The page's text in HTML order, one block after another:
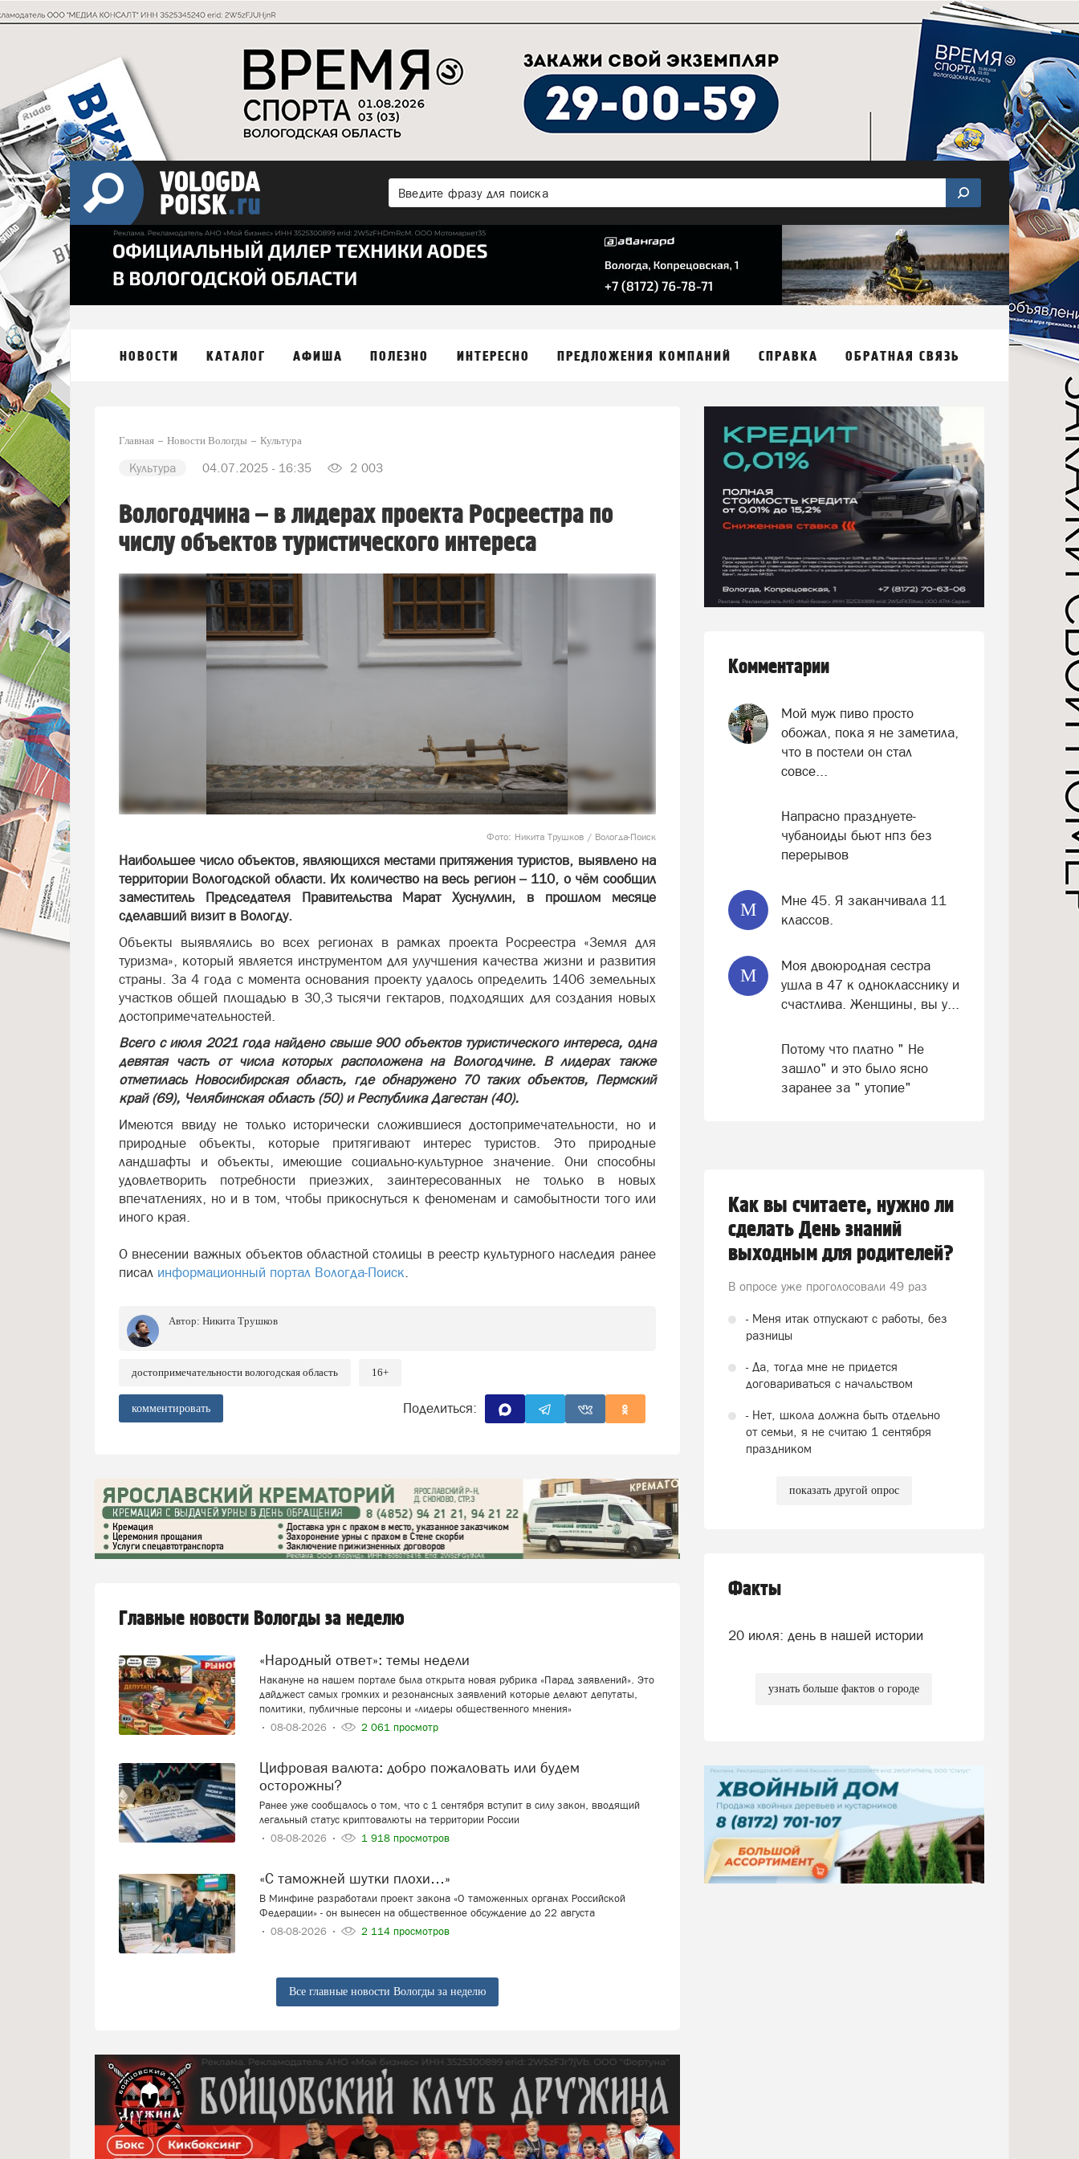
НОВОСТИ КАТАЛОГ АФИША ПОЛЕЗНО ИНТЕРЕСНО ПРЕДЛОЖЕНИЯ КОМПАНИЙ СПРАВКА ОБРАТНАЯ СВЯЗЬ
Главная Новости Вологды Культура
Культура 04.07.2025 - 16:35 2 003
Вологодчина – в лидерах проекта Росреестра по
числу объектов туристического интереса
Фото: Никита Трушков / Вологда-Поиск
Наибольшее число объектов, являющихся местами притяжения туристов, выявлено на
территории Вологодской области. Их количество на весь регион – 110, о чём сообщил
заместитель Председателя Правительства Марат Хуснуллин, в прошлом месяце
сделавший визит в Вологду.
Объекты выявлялись во всех регионах в рамках проекта Росреестра «Земля для
туризма», который является инструментом для улучшения качества жизни и развития
страны. За 4 года с момента основания проекту удалось определить 1406 земельных
участков общей площадью в 30,3 тысячи гектаров, подходящих для создания новых
достопримечательностей.
Всего с июля 2021 года найдено свыше 900 объектов туристического интереса, одна
девятая часть от числа которых расположена на Вологодчине. В лидерах также
отметилась Новосибирская область, где обнаружено 70 таких объектов, Пермский
край (69), Челябинская область (50) и Республика Дагестан (40).
Имеются ввиду не только исторически сложившиеся достопримечательности, но и
природные объекты, которые притягивают интерес туристов. Это природные
ландшафты и объекты, имеющие социально-культурное значение. Они способны
удовлетворить потребности приезжих, заинтересованных не только в новых
впечатлениях, но и в том, чтобы прикоснуться к феноменам и самобытности того или
иного края.
О внесении важных объектов областной столицы в реестр культурного наследия ранее
писал информационный портал Вологда-Поиск.
Автор: Никита Трушков
достопримечательности вологодская область 16+
комментировать Поделиться:
Главные новости Вологды за неделю
«Народный ответ»: темы недели
Накануне на нашем портале была открыта новая рубрика «Парад заявлений». Это
дайджест самых громких и резонансных заявлений которые делают депутаты,
политики, публичные персоны и «лидеры общественного мнения»
08-08-2026
2 061 просмотр
Цифровая валюта: добро пожаловать или будем
осторожны?
Ранее уже сообщалось о том, что с 1 сентября вступит в силу закон, вводящий
легальный статус криптовалюты на территории России
08-08-2026
1 918 просмотров
«С таможней шутки плохи…»
В Минфине разработали проект закона «О таможенных органах Российской
Федерации» - он вынесен на общественное обсуждение до 22 августа
08-08-2026
2 114 просмотров
Все главные новости Вологды за неделю
Комментарии
Мой муж пиво просто
обожал, пока я не заметила,
что в постели он стал
совсе...
Напрасно празднуете-
чубаноиды бьют нпз без
перерывов
М
Мне 45. Я заканчивала 11
классов.
М
Моя двоюродная сестра
ушла в 47 к однокласснику и
счастлива. Женщины, вы у...
Потому что платно " Не
зашло" и это было ясно
заранее за " утопие"
Как вы считаете, нужно ли
сделать День знаний
выходным для родителей?
В опросе уже проголосовали 49 раз
- Меня итак отпускают с работы, без
разницы
- Да, тогда мне не придется
договариваться с начальством
- Нет, школа должна быть отдельно
от семьи, я не считаю 1 сентября
праздником
показать другой опрос
Факты
20 июля: день в нашей истории
узнать больше фактов о городе